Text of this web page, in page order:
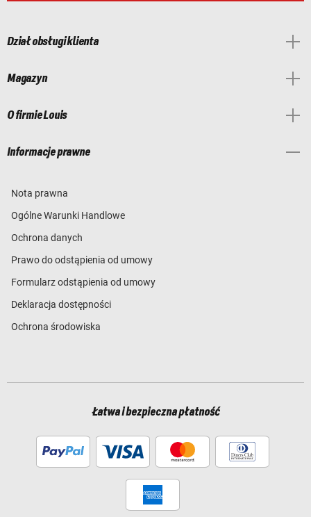
Dział obsługi klienta
Magazyn
O firmie Louis
Informacje prawne
Nota prawna
Ogólne Warunki Handlowe
Ochrona danych
Prawo do odstąpienia od umowy
Formularz odstąpienia od umowy
Deklaracja dostępności
Ochrona środowiska
Łatwa i bezpieczna płatność